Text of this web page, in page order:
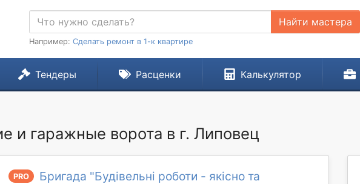
Найти мастера
Например: Сделать ремонт в 1-к квартире
Тендеры Расценки Калькулятор
и гаражные ворота в г. Липовец
PRO
Бригада "Будівельні роботи - якісно та